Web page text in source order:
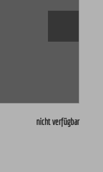
nicht verfügbar